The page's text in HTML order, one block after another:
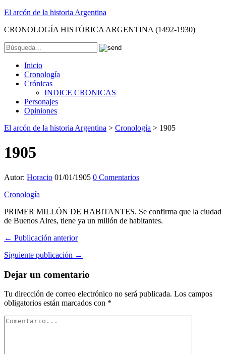
El arcón de la historia Argentina
CRONOLOGÍA HISTÓRICA ARGENTINA (1492-1930)
Inicio
Cronología
Crónicas
INDICE CRONICAS
Personajes
Opiniones
El arcón de la historia Argentina > Cronología > 1905
1905
Autor: Horacio 01/01/1905 0 Comentarios
Cronología
PRIMER MILLÓN DE HABITANTES. Se confirma que la ciudad
de Buenos Aires, tiene ya un millón de habitantes.
← Publicación anterior
Siguiente publicación →
Dejar un comentario
Tu dirección de correo electrónico no será publicada. Los campos
obligatorios están marcados con *